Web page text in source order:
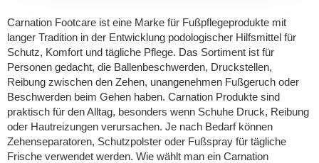
Carnation Footcare ist eine Marke für Fußpflegeprodukte mit
langer Tradition in der Entwicklung podologischer Hilfsmittel für
Schutz, Komfort und tägliche Pflege. Das Sortiment ist für
Personen gedacht, die Ballenbeschwerden, Druckstellen,
Reibung zwischen den Zehen, unangenehmen Fußgeruch oder
Beschwerden beim Gehen haben. Carnation Produkte sind
praktisch für den Alltag, besonders wenn Schuhe Druck, Reibung
oder Hautreizungen verursachen. Je nach Bedarf können
Zehenseparatoren, Schutzpolster oder Fußspray für tägliche
Frische verwendet werden. Wie wählt man ein Carnation